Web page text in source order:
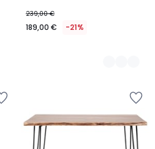
239,00 €
189,00 € -21%